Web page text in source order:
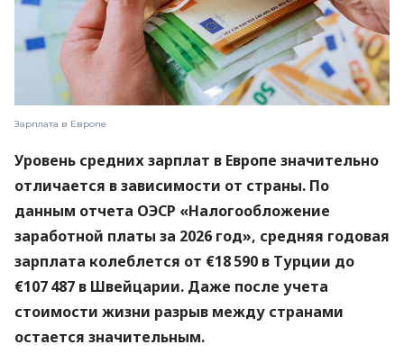
Зарплата в Европе
Уровень средних зарплат в Европе значительно
отличается в зависимости от страны. По
данным отчета OЭСР «Налогообложение
заработной платы за 2026 год», средняя годовая
зарплата колеблется от €18 590 в Турции до
€107 487 в Швейцарии. Даже после учета
стоимости жизни разрыв между странами
остается значительным.